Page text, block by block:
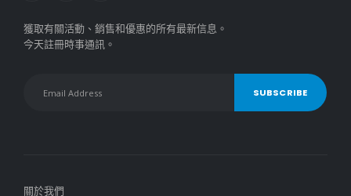
獲取有關活動、銷售和優惠的所有最新信息。
今天註冊時事通訊。
關於我們